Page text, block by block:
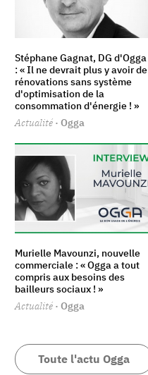
Stéphane Gagnat, DG d'Ogga
: « Il ne devrait plus y avoir de
rénovations sans système
d'optimisation de la
consommation d'énergie ! »
Actualité · Ogga
Murielle Mavounzi, nouvelle
commerciale : « Ogga a tout
compris aux besoins des
bailleurs sociaux ! »
Actualité · Ogga
Toute l'actu Ogga